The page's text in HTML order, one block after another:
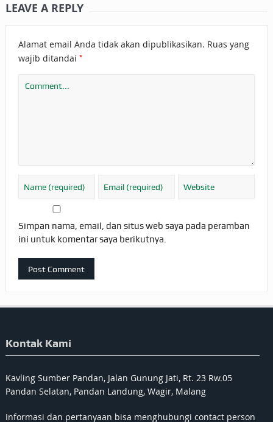
LEAVE A REPLY
Alamat email Anda tidak akan dipublikasikan. Ruas yang
wajib ditandai *
Simpan nama, email, dan situs web saya pada peramban
ini untuk komentar saya berikutnya.
Kontak Kami
Kavling Sumber Pandan, Jalan Gunung Jati, Rt. 23 Rw.05
Pandan Selatan, Pandan Landung, Wagir, Malang
Informasi dan pertanyaan bisa menghubungi contact person